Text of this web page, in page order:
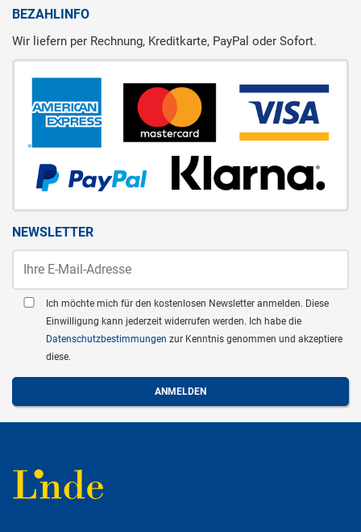
BEZAHLINFO
Wir liefern per Rechnung, Kreditkarte, PayPal oder Sofort.
NEWSLETTER
Ich möchte mich für den kostenlosen Newsletter anmelden. Diese
Einwilligung kann jederzeit widerrufen werden. Ich habe die
Datenschutzbestimmungen zur Kenntnis genommen und akzeptiere
diese.